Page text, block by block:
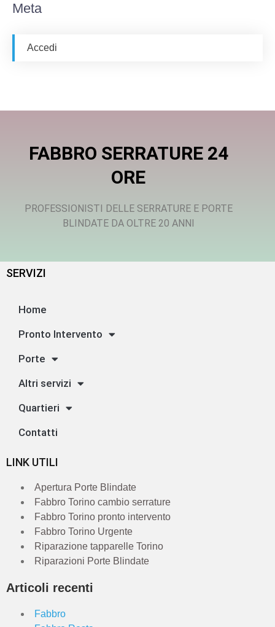
Meta
Accedi
FABBRO SERRATURE 24
ORE
PROFESSIONISTI DELLE SERRATURE E PORTE
BLINDATE DA OLTRE 20 ANNI
SERVIZI
Home
Pronto Intervento
Porte
Altri servizi
Quartieri
Contatti
LINK UTILI
Apertura Porte Blindate
Fabbro Torino cambio serrature
Fabbro Torino pronto intervento
Fabbro Torino Urgente
Riparazione tapparelle Torino
Riparazioni Porte Blindate
Articoli recenti
Fabbro